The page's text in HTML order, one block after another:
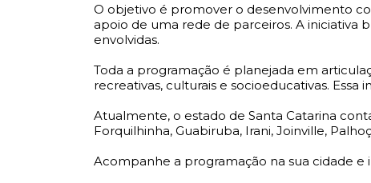
O objetivo é promover o desenvolvimento
apoio de uma rede de parceiros. A iniciativa
envolvidas.
Toda a programação é planejada em
recreativas, culturais e socioeducativas.
Atualmente, o estado de Santa Catarina
Forquilhinha, Guabiruba, Irani, Joinville,
Acompanhe a programação na sua cidade e